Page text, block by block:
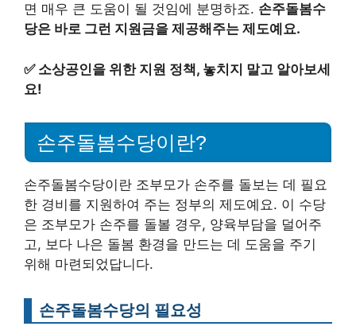
면 매우 큰 도움이 될 것임에 분명하죠. 손주돌봄수
당은 바로 그런 지원금을 제공해주는 제도예요.
✅ 소상공인을 위한 지원 정책, 놓치지 말고 알아보세
요!
손주돌봄수당이란?
손주돌봄수당이란 조부모가 손주를 돌보는 데 필요
한 경비를 지원하여 주는 정부의 제도예요. 이 수당
은 조부모가 손주를 돌볼 경우, 양육부담을 덜어주
고, 보다 나은 돌봄 환경을 만드는 데 도움을 주기
위해 마련되었답니다.
손주돌봄수당의 필요성